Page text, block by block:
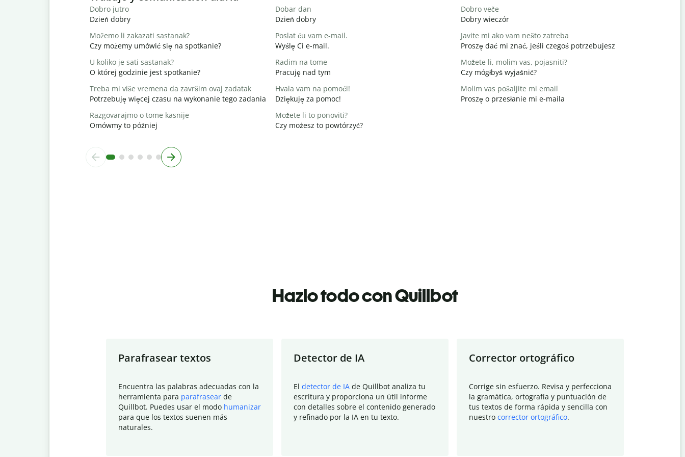
Dobro jutro
Dzień dobry
Dobar dan
Dzień dobry
Dobro veče
Dobry wieczór
Možemo li zakazati sastanak?
Czy możemy umówić się na spotkanie?
Poslat ću vam e-mail.
Wyślę Ci e-mail.
Javite mi ako vam nešto zatreba
Proszę dać mi znać, jeśli czegoś potrzebujesz
U koliko je sati sastanak?
O której godzinie jest spotkanie?
Radim na tome
Pracuję nad tym
Možete li, molim vas, pojasniti?
Czy mógłbyś wyjaśnić?
Treba mi više vremena da završim ovaj zadatak
Potrzebuję więcej czasu na wykonanie tego zadania
Hvala vam na pomoći!
Dziękuję za pomoc!
Molim vas pošaljite mi email
Proszę o przesłanie mi e-maila
Razgovarajmo o tome kasnije
Omówmy to później
Možete li to ponoviti?
Czy możesz to powtórzyć?
Hazlo todo con Quillbot
Parafrasear textos
Encuentra las palabras adecuadas con la
herramienta para parafrasear de
Quillbot. Puedes usar el modo humanizar
para que los textos suenen más
naturales.
Detector de IA
El detector de IA de Quillbot analiza tu
escritura y proporciona un útil informe
con detalles sobre el contenido generado
y refinado por la IA en tu texto.
Corrector ortográfico
Corrige sin esfuerzo. Revisa y perfecciona
la gramática, ortografía y puntuación de
tus textos de forma rápida y sencilla con
nuestro corrector ortográfico.